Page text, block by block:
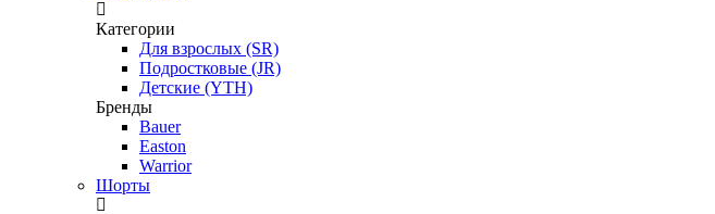
Категории
Для взрослых (SR)
Подростковые (JR)
Детские (YTH)
Бренды
Bauer
Easton
Warrior
Шорты